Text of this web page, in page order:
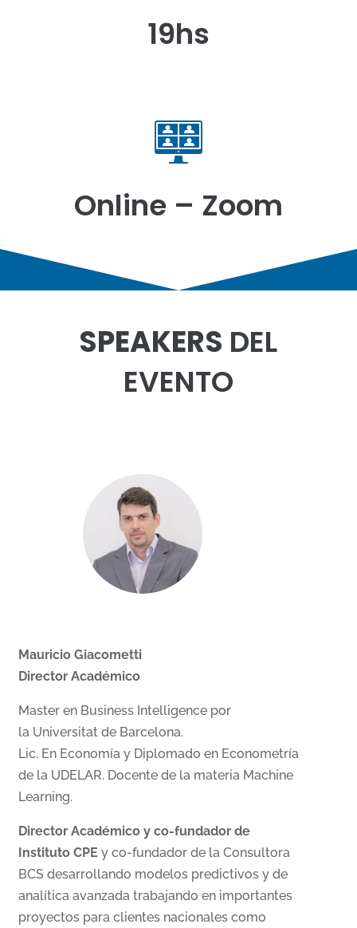
19hs
Online – Zoom
SPEAKERS DEL
EVENTO
Mauricio Giacometti
Director Académico
Master en Business Intelligence por
la Universitat de Barcelona.
Lic. En Economía y Diplomado en Econometría
de la UDELAR. Docente de la materia Machine
Learning.
Director Académico y co-fundador de
Instituto CPE y co-fundador de la Consultora
BCS desarrollando modelos predictivos y de
analítica avanzada trabajando en importantes
proyectos para clientes nacionales como